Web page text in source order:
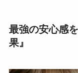
最強の安心感
果』